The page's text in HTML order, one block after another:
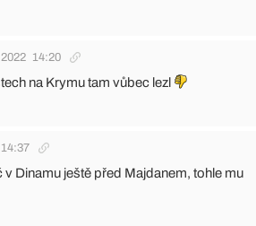
14:20
na Krymu tam vůbec lezl
14:37
Dinamu ještě před Majdanem, tohle mu